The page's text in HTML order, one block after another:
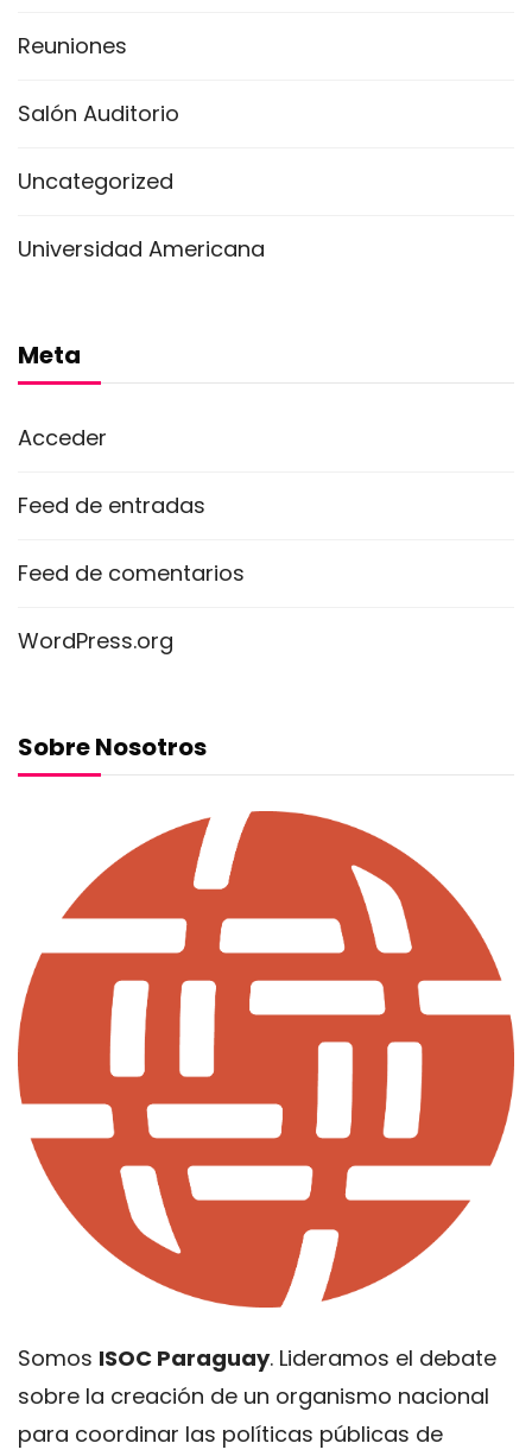
Reuniones
Salón Auditorio
Uncategorized
Universidad Americana
Meta
Acceder
Feed de entradas
Feed de comentarios
WordPress.org
Sobre Nosotros
Somos ISOC Paraguay. Lideramos el debate
sobre la creación de un organismo nacional
para coordinar las políticas públicas de